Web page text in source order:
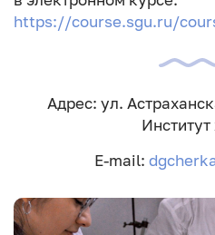
https://course.sgu.ru/
Адрес: ул.
E-mail: